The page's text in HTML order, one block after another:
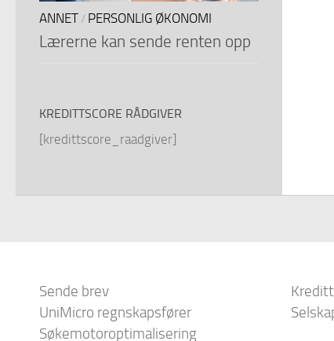
ANNET / PERSONLIG ØKONOMI
Lærerne kan sende renten opp
KREDITTSCORE RÅDGIVER
[kredittscore_raadgiver]
Sende brev
UniMicro regnskapsfører
Søkemotoroptimalisering